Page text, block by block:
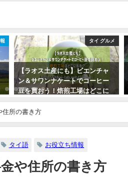
タイ グルメ
【イサーン】マハサラカム県で
必ず行くべき美味しいクイジャ
ップ店
住所の書き方
タイ語 お役立ち情報
や住所の書き方